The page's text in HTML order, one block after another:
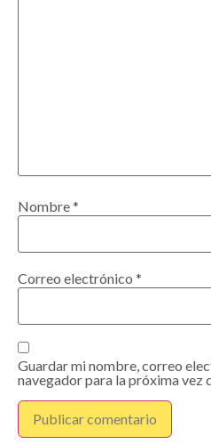
Nombre*
Correo electrónico *
Guardar mi nombre, correo
navegador para la próxima vez